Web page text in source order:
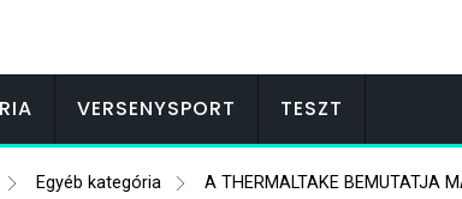
VERSENYSPORT TESZT
Egyéb kategória A THERMALTAKE BEMUTATJA